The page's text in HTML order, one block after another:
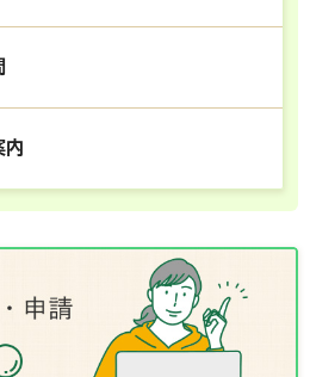
内